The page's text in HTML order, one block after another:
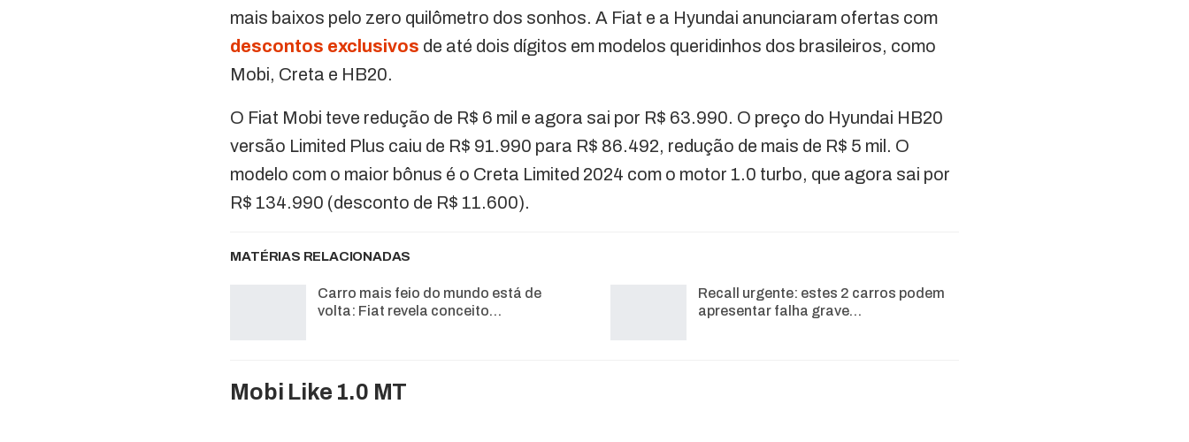
mais baixos pelo zero quilômetro dos sonhos. A Fiat e a Hyundai anunciaram ofertas com
descontos exclusivos de até dois dígitos em modelos queridinhos dos brasileiros, como
Mobi, Creta e HB20.
O Fiat Mobi teve redução de R$ 6 mil e agora sai por R$ 63.990. O preço do Hyundai HB20
versão Limited Plus caiu de R$ 91.990 para R$ 86.492, redução de mais de R$ 5 mil. O
modelo com o maior bônus é o Creta Limited 2024 com o motor 1.0 turbo, que agora sai por
R$ 134.990 (desconto de R$ 11.600).
MATÉRIAS RELACIONADAS
Carro mais feio do mundo está de
volta: Fiat revela conceito…
Recall urgente: estes 2 carros podem
apresentar falha grave…
Mobi Like 1.0 MT